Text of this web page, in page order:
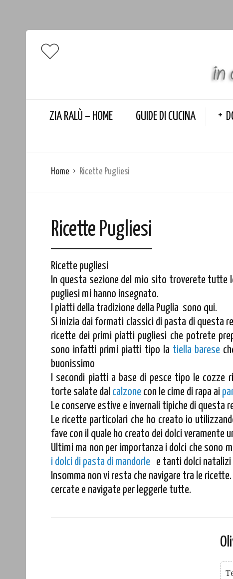
ZIA RALÙ – HOME GUIDE DI CUCINA
Home Ricette Pugliesi
Ricette Pugliesi
Ricette pugliesi
In questa sezione del mio sito troverete tutte
pugliesi mi hanno insegnato.
I piatti della tradizione della Puglia sono qui.
Si inizia dai formati classici di pasta di questa
ricette dei primi piatti pugliesi che potrete
sono infatti primi piatti tipo la tiella barese
buonissimo
I secondi piatti a base di pesce tipo le
torte salate dal calzone con le cime di rapa ai
Le conserve estive e invernali tipiche di questa
Le ricette particolari che ho creato io
fave con il quale ho creato dei dolci veramente
Ultimi ma non per importanza i dolci che sono
i dolci di pasta di mandorle
e tanti dolci
Insomma non vi resta che navigare tra le
cercate e navigate per leggerle tutte.